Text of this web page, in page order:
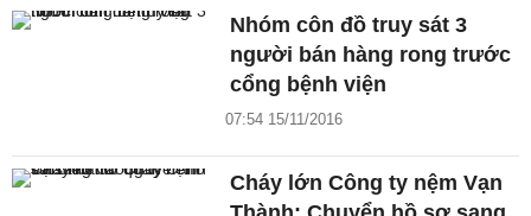
Nhóm côn đồ truy sát 3
người bán hàng rong trước
cổng bệnh viện
07:54 15/11/2016
Cháy lớn Công ty nệm Vạn